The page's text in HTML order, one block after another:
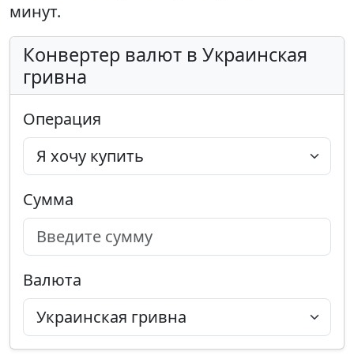
минут.
Конвертер валют в Украинская
гривна
Операция
Сумма
Валюта